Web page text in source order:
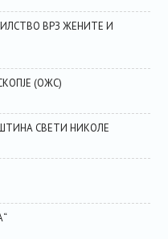
ВРЗ ЖЕНИТЕ И
(ОЖС)
СВЕТИ НИКОЛЕ